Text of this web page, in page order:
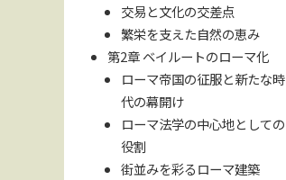
交易と文化の交差点
繁栄を支えた自然の恵み
第2章 ベイルートのローマ化
ローマ帝国の征服と新たな時
代の幕開け
ローマ法学の中心地としての
役割
街並みを彩るローマ建築